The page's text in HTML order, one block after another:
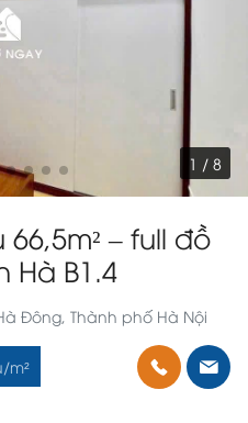
1 / 8
– full đồ
Hà B1.4
Đông, Thành phố Hà Nội
m²